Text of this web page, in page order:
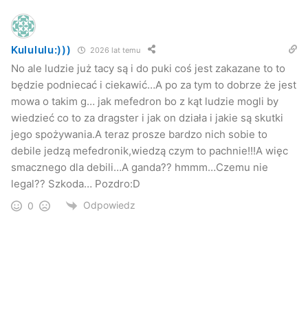
Kulululu:))) 2026 lat temu
No ale ludzie już tacy są i do puki coś jest zakazane to to
będzie podniecać i ciekawić…A po za tym to dobrze że jest
mowa o takim g… jak mefedron bo z kąt ludzie mogli by
wiedzieć co to za dragster i jak on działa i jakie są skutki
jego spożywania.A teraz prosze bardzo nich sobie to
debile jedzą mefedronik,wiedzą czym to pachnie!!!A więc
smacznego dla debili…A ganda?? hmmm…Czemu nie
legal?? Szkoda… Pozdro:D
0 Odpowiedz